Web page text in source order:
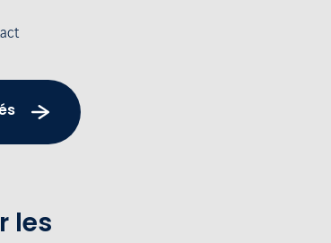
les